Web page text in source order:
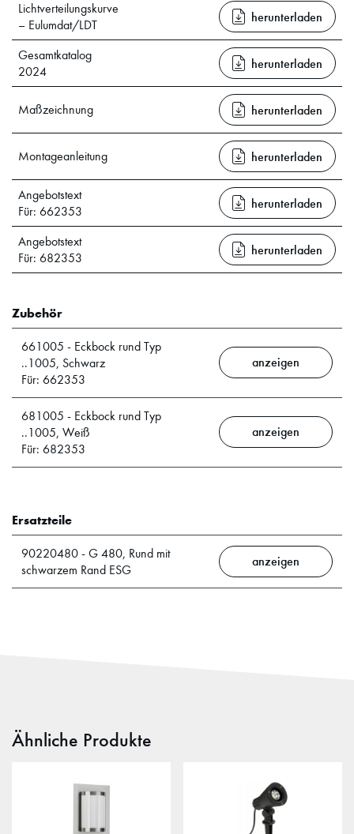
Lichtverteilungskurve
– Eulumdat/LDT
herunterladen
Maßzeichnung herunterladen
Montageanleitung herunterladen
Angebotstext
Für: 662353
herunterladen
Angebotstext
Für: 682353
herunterladen
Gesamtkatalog
2024
herunterladen
Zubehör
661005 - Eckbock rund Typ
..1005, Schwarz
Für: 662353
anzeigen
681005 - Eckbock rund Typ
..1005, Weiß
Für: 682353
anzeigen
Ersatzteile
90220480 - G 480, Rund mit
schwarzem Rand ESG
anzeigen
Ähnliche Produkte